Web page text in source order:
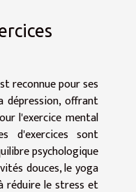
reconnue pour ses
offrant
l'exercice mental
d'exercices sont
psychologique
douces, le yoga
réduire le stress et